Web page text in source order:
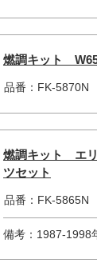
燃調キット
品番：FK-5870N
燃調キット エリ
ツセット
品番：FK-5865N
備考：1987-1998